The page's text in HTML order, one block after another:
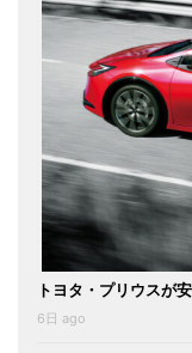
トヨタ・プリウスが
6日 ago